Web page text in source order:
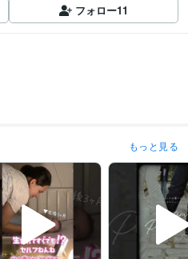
フォロー11
もっと見る